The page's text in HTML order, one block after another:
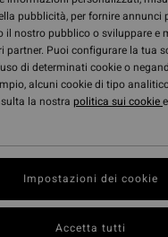
pubblicità, per fornire annunci
il nostro pubblico o sviluppare e
partner. Puoi configurare la tua
di determinati cookie o
alcuni cookie di tipo
la nostra politica sui cookiee
Impostazioni dei cookie
Accetta tutti